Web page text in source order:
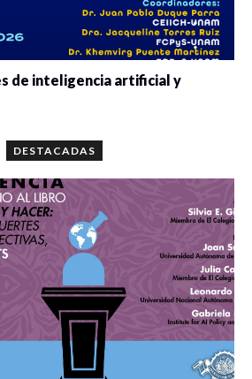
de inteligencia artificial y
DESTACADAS